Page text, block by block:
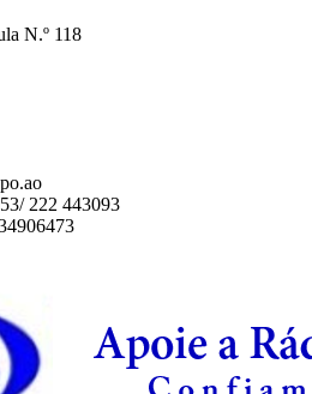
N.º 118
222 443093